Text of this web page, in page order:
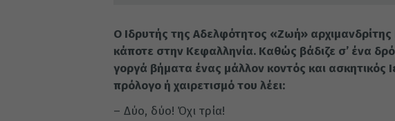
Ο Ιδρυτής της Αδελφότητος «Ζωή»
κάποτε στην Κεφαλληνία. Καθώς βάδιζε σ’ ένα
γοργά βήματα ένας μάλλον κοντός και ασκητικός
πρόλογο ή χαιρετισμό του λέει:
– Δύο, δύο! Όχι τρία!